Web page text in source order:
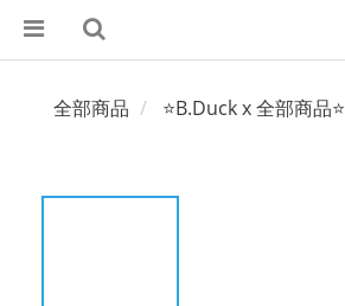
全部商品 ⭐B.Duck x 全部商品⭐